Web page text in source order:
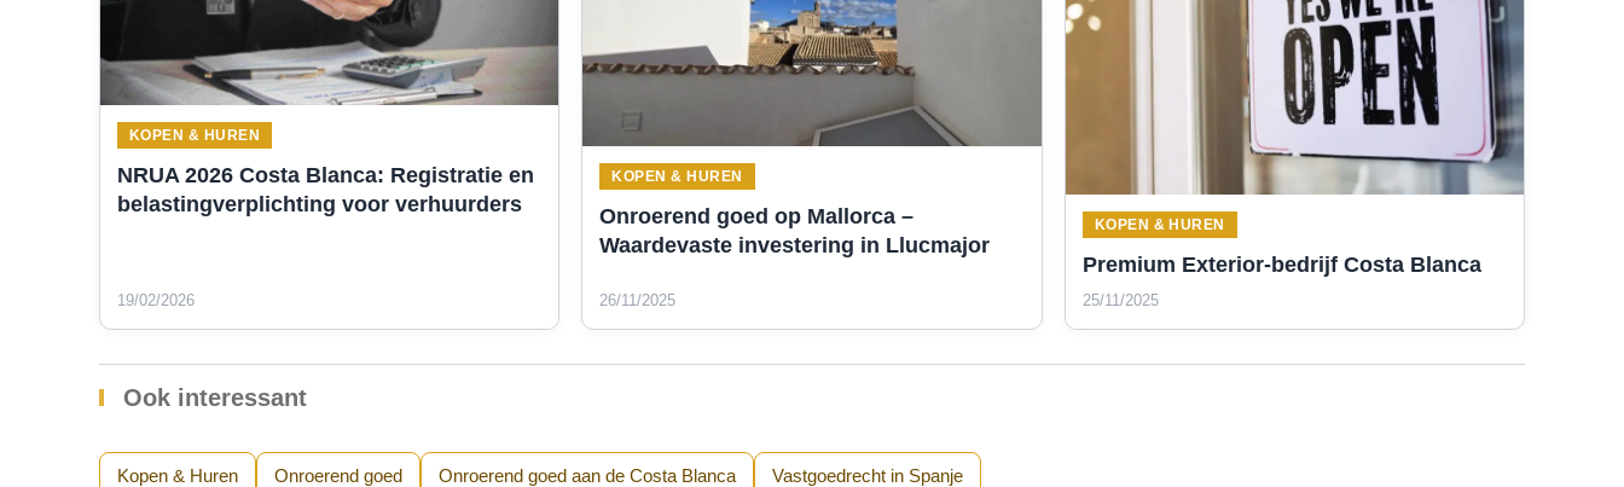
KOPEN & HUREN
NRUA 2026 Costa Blanca: Registratie en
belastingverplichting voor verhuurders
19/02/2026
KOPEN & HUREN
Onroerend goed op Mallorca –
Waardevaste investering in Llucmajor
26/11/2025
KOPEN & HUREN
Premium Exterior-bedrijf Costa Blanca
25/11/2025
Ook interessant
Kopen & Huren Onroerend goed Onroerend goed aan de Costa Blanca Vastgoedrecht in Spanje